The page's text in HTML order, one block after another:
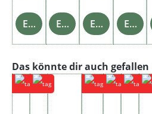
Einzelheiten Einzelheiten Einzelheiten Einzelheiten
Produktgalerie überspringen
Das könnte dir auch gefallen